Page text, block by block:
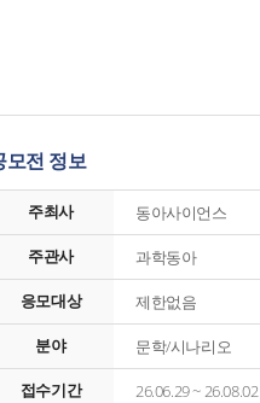
모전 정보
주최사
동아사이언스
주관사
과학동아
응모대상
제한없음
분야
문학/시나리오
접수기간
26.06.29 ~